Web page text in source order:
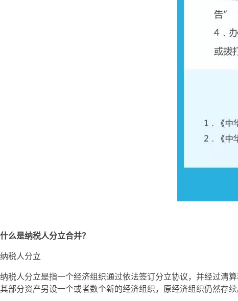
什么是纳税人分立合并？
纳税人分立
纳税人分立是指一个经济组织通过依法签订分立协议，并经过清
其部分资产另设一个或者数个新的经济组织，原经济组织仍然存